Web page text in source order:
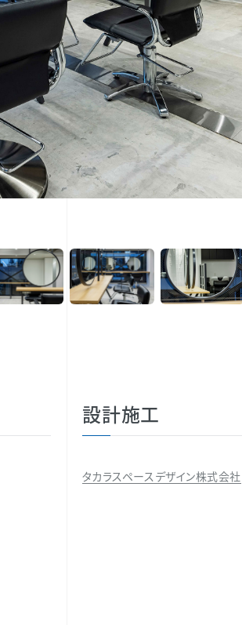
設計施工
タカラスペースデザイン株式会社